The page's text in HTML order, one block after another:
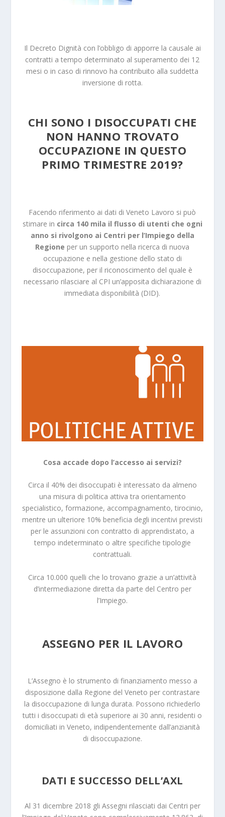
Il Decreto Dignità con l’obbligo di apporre la causale ai
contratti a tempo determinato al superamento dei 12
mesi o in caso di rinnovo ha contribuito alla suddetta
inversione di rotta.
CHI SONO I DISOCCUPATI CHE
NON HANNO TROVATO
OCCUPAZIONE IN QUESTO
PRIMO TRIMESTRE 2019?
Facendo riferimento ai dati di Veneto Lavoro si può
stimare in circa 140 mila il flusso di utenti che ogni
anno si rivolgono ai Centri per l’Impiego della
Regione per un supporto nella ricerca di nuova
occupazione e nella gestione dello stato di
disoccupazione, per il riconoscimento del quale è
necessario rilasciare al CPI un’apposita dichiarazione di
immediata disponibilità (DID).
Cosa accade dopo l’accesso ai servizi?
Circa il 40% dei disoccupati è interessato da almeno
una misura di politica attiva tra orientamento
specialistico, formazione, accompagnamento, tirocinio,
mentre un ulteriore 10% beneficia degli incentivi previsti
per le assunzioni con contratto di apprendistato, a
tempo indeterminato o altre specifiche tipologie
contrattuali.
Circa 10.000 quelli che lo trovano grazie a un’attività
d’intermediazione diretta da parte del Centro per
l’Impiego.
ASSEGNO PER IL LAVORO
L’Assegno è lo strumento di finanziamento messo a
disposizione dalla Regione del Veneto per contrastare
la disoccupazione di lunga durata. Possono richiederlo
tutti i disoccupati di età superiore ai 30 anni, residenti o
domiciliati in Veneto, indipendentemente dall’anzianità
di disoccupazione.
DATI E SUCCESSO DELL’AXL
Al 31 dicembre 2018 gli Assegni rilasciati dai Centri per